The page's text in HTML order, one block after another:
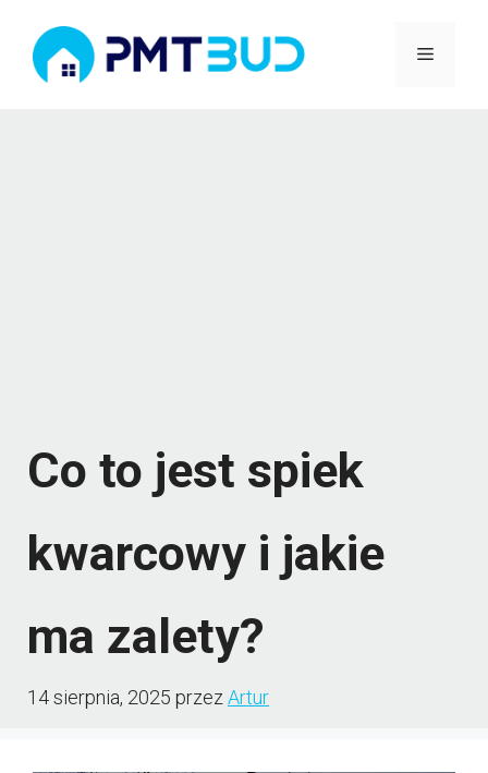
Menu
Co to jest spiek
kwarcowy i jakie
ma zalety?
14 sierpnia, 2025 przez Artur